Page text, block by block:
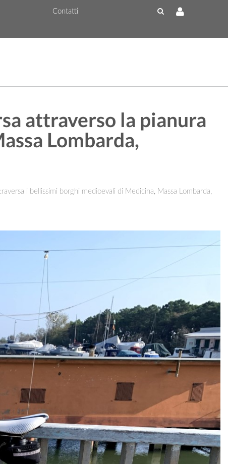
Contatti
attraverso la pianura
Lombarda,
i bellissimi borghi medioevali di Medicina, Massa Lombarda,